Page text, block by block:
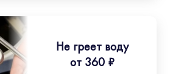
Не греет воду
от 360 ₽